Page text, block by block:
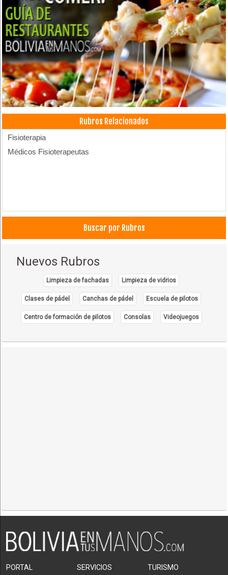
Rubros Relacionados
Fisioterapia
Médicos Fisioterapeutas
Buscar por Rubros
Nuevos Rubros
Limpieza de fachadas Limpieza de vidrios
Clases de pádel Canchas de pádel Escuela de pilotos
Centro de formación de pilotos Consolas Videojuegos
PORTAL SERVICIOS TURISMO